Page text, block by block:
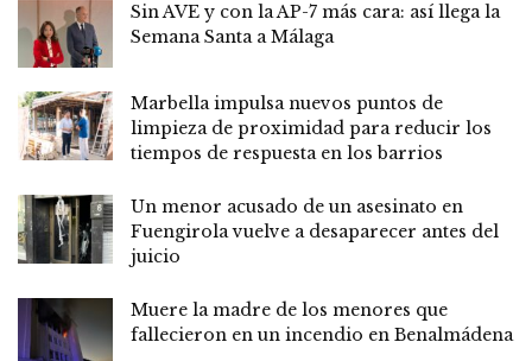
Sin AVE y con la AP-7 más cara: así llega la
Semana Santa a Málaga
Marbella impulsa nuevos puntos de
limpieza de proximidad para reducir los
tiempos de respuesta en los barrios
Un menor acusado de un asesinato en
Fuengirola vuelve a desaparecer antes del
juicio
Muere la madre de los menores que
fallecieron en un incendio en Benalmádena